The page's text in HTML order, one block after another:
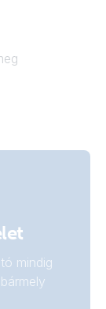
mindig